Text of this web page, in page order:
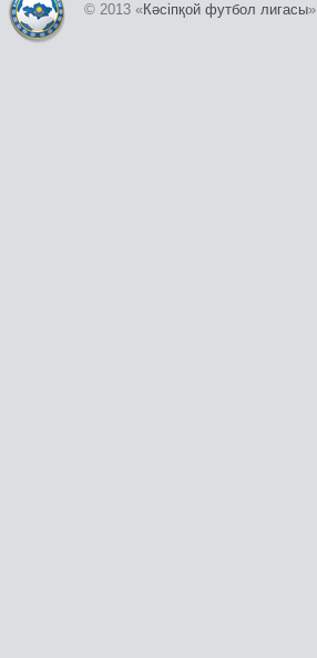
© 2013 «Кәсіпқой футбол лигасы»